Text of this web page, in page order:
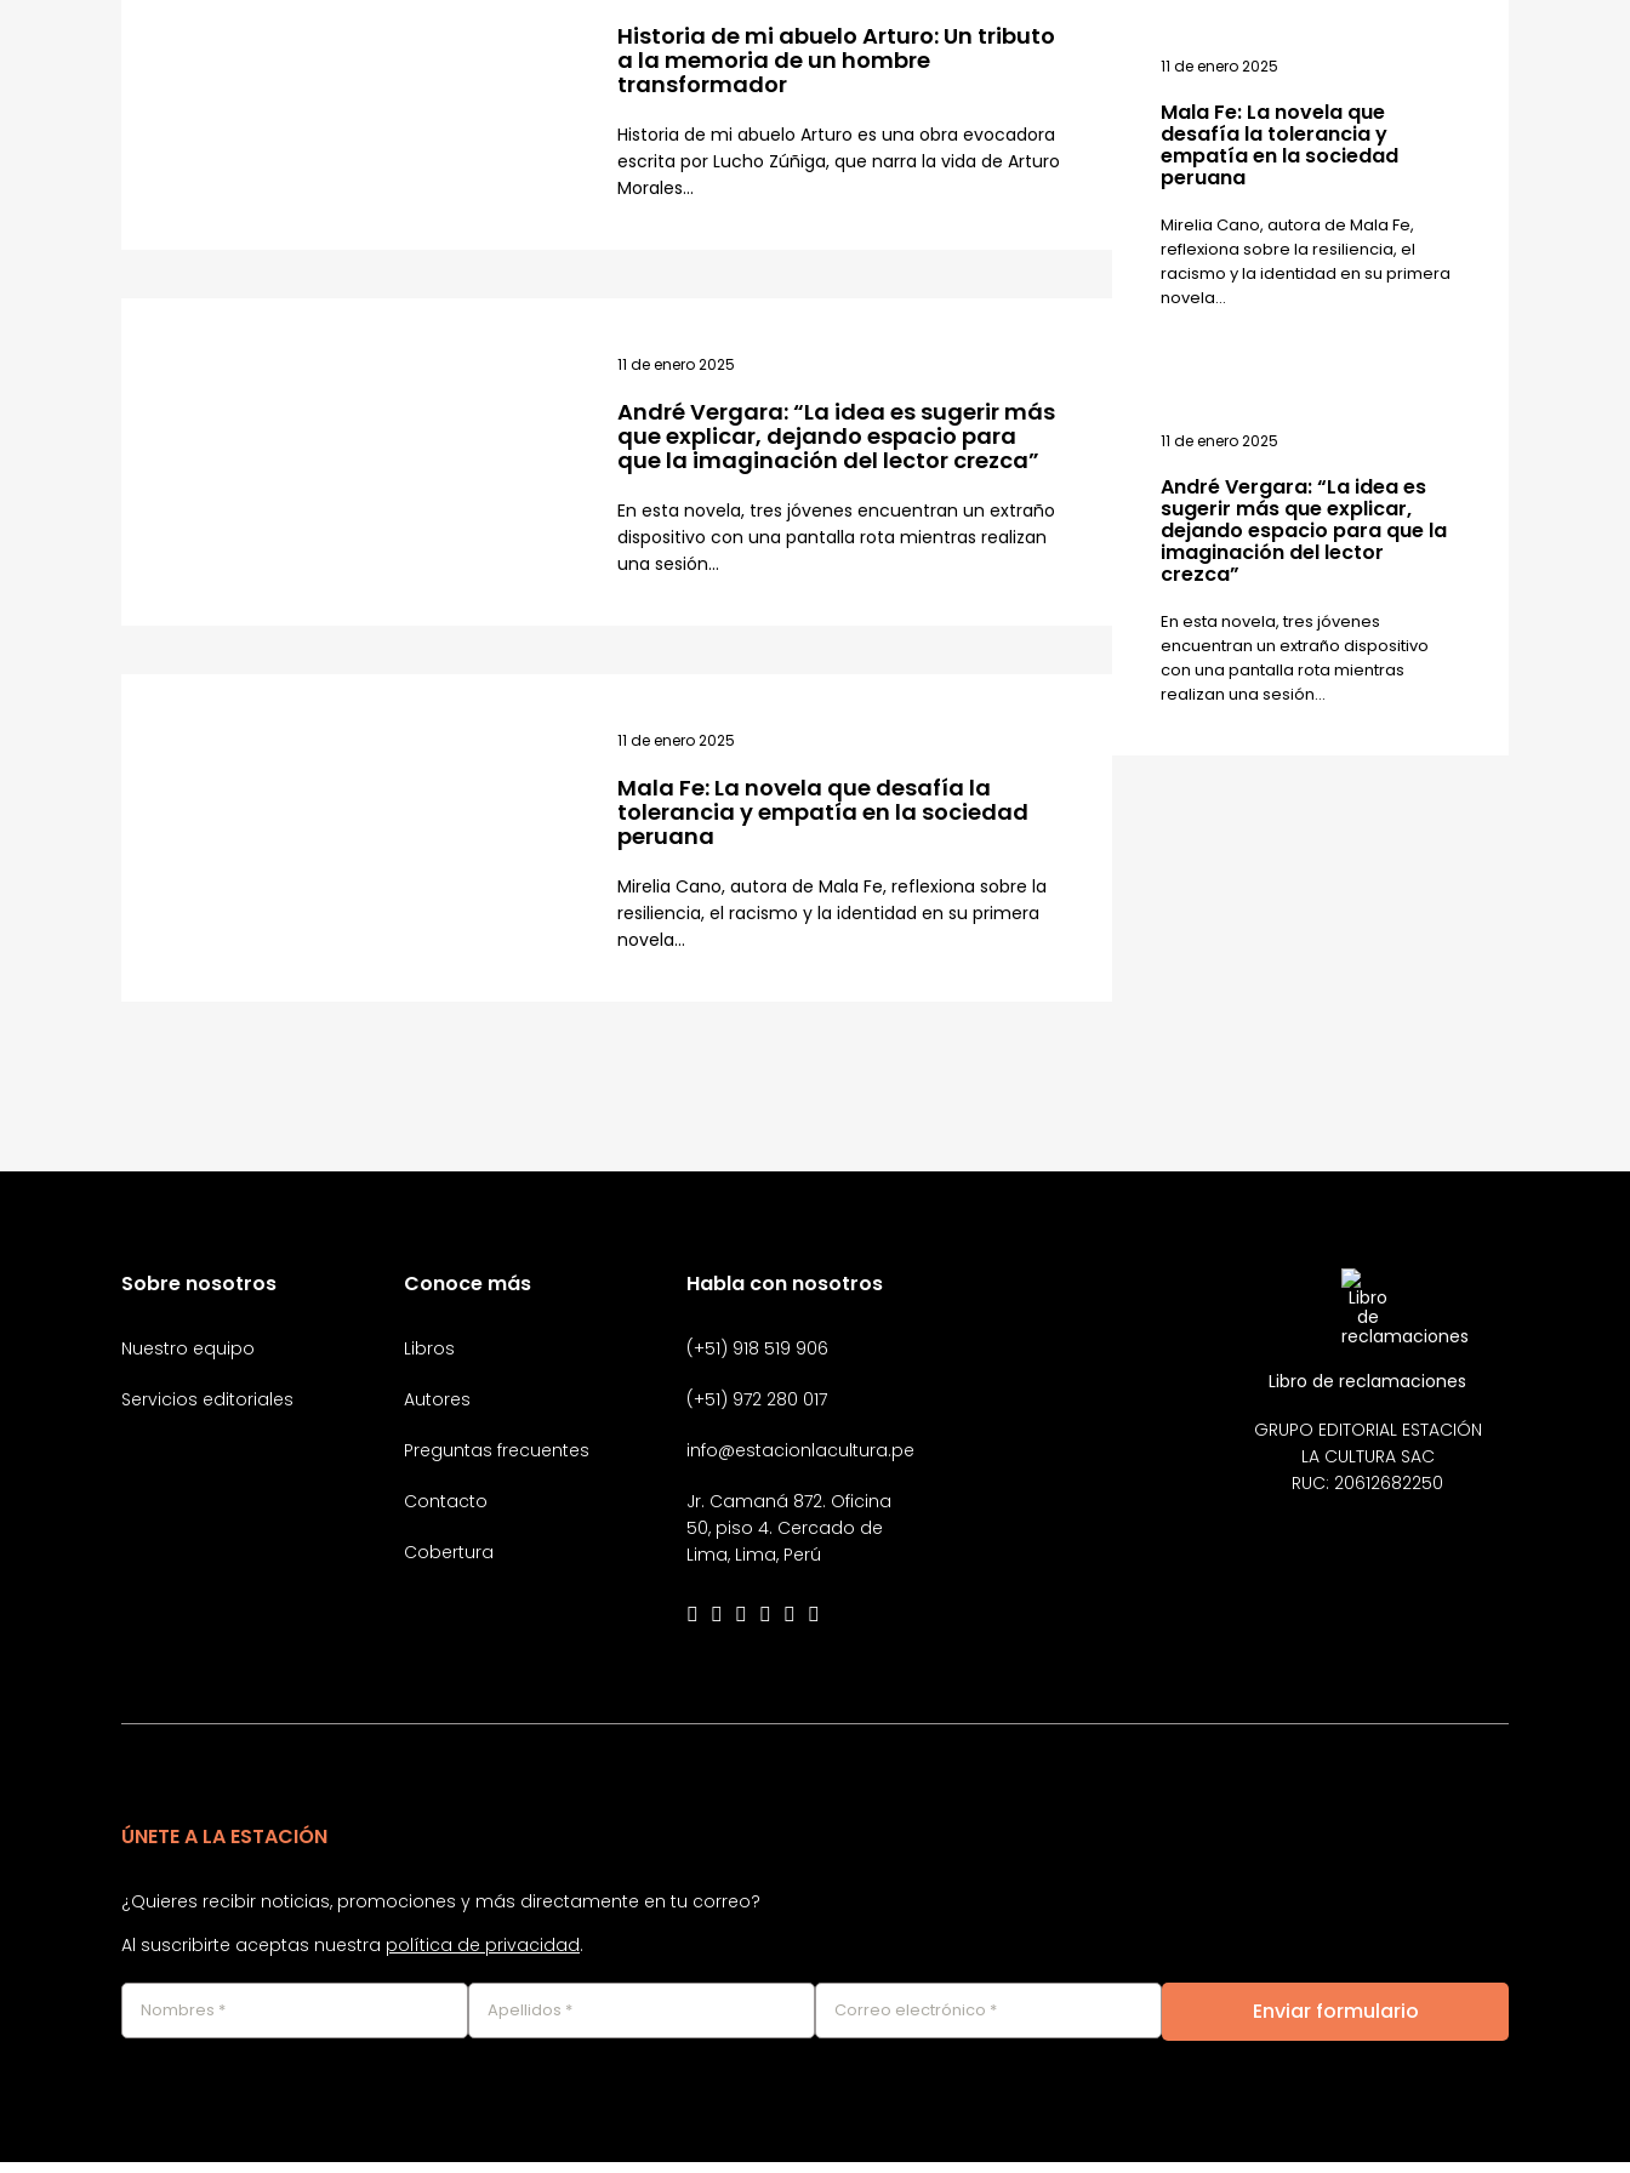
Historia de mi abuelo Arturo: Un tributo
a la memoria de un hombre
transformador
Historia de mi abuelo Arturo es una obra evocadora
escrita por Lucho Zúñiga, que narra la vida de Arturo
Morales...
11 de enero 2025
André Vergara: “La idea es sugerir más
que explicar, dejando espacio para
que la imaginación del lector crezca”
En esta novela, tres jóvenes encuentran un extraño
dispositivo con una pantalla rota mientras realizan
una sesión...
11 de enero 2025
Mala Fe: La novela que desafía la
tolerancia y empatía en la sociedad
peruana
Mirelia Cano, autora de Mala Fe, reflexiona sobre la
resiliencia, el racismo y la identidad en su primera
novela...
11 de enero 2025
Mala Fe: La novela que
desafía la tolerancia y
empatía en la sociedad
peruana
Mirelia Cano, autora de Mala Fe,
reflexiona sobre la resiliencia, el
racismo y la identidad en su primera
novela...
11 de enero 2025
André Vergara: “La idea es
sugerir más que explicar,
dejando espacio para que la
imaginación del lector
crezca”
En esta novela, tres jóvenes
encuentran un extraño dispositivo
con una pantalla rota mientras
realizan una sesión...
Sobre nosotros
Nuestro equipo
Servicios editoriales
Conoce más
Libros
Autores
Preguntas frecuentes
Contacto
Cobertura
Habla con nosotros
(+51) 918 519 906
(+51) 972 280 017
info@estacionlacultura.pe
Jr. Camaná 872. Oficina
50, piso 4. Cercado de
Lima, Lima, Perú
Libro de reclamaciones
GRUPO EDITORIAL ESTACIÓN
LA CULTURA SAC
RUC: 20612682250
ÚNETE A LA ESTACIÓN
¿Quieres recibir noticias, promociones y más directamente en tu correo?
Al suscribirte aceptas nuestra política de privacidad.